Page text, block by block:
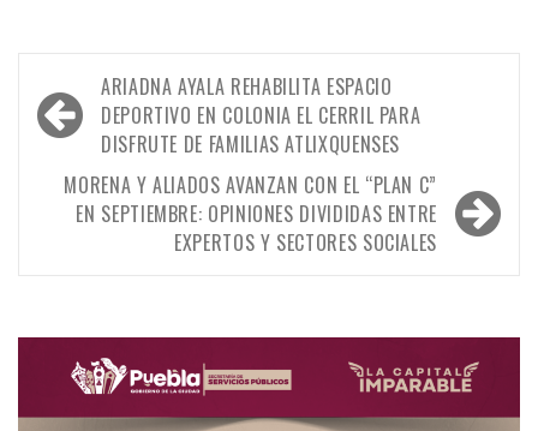
Navegación
de
entradas
ARIADNA AYALA REHABILITA ESPACIO
DEPORTIVO EN COLONIA EL CERRIL PARA
DISFRUTE DE FAMILIAS ATLIXQUENSES
MORENA Y ALIADOS AVANZAN CON EL “PLAN C”
EN SEPTIEMBRE: OPINIONES DIVIDIDAS ENTRE
EXPERTOS Y SECTORES SOCIALES